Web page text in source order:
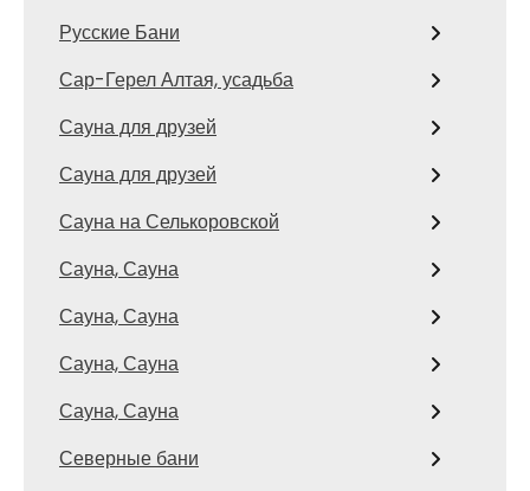
Русские Бани
Сар-Герел Алтая, усадьба
Сауна для друзей
Сауна для друзей
Сауна на Селькоровской
Сауна, Сауна
Сауна, Сауна
Сауна, Сауна
Сауна, Сауна
Северные бани